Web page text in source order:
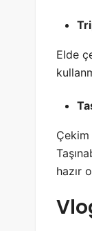
Elde
Çekim
hazır